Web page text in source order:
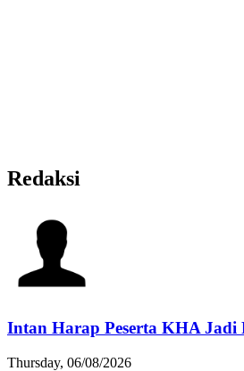
Redaksi
Intan Harap Peserta KHA Jadi
Thursday, 06/08/2026